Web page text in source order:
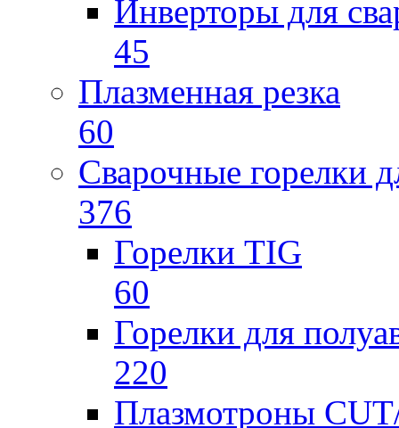
Инверторы для
45
Плазменная резка
60
Сварочные горелки
376
Горелки TIG
60
Горелки для
220
Плазмотроны